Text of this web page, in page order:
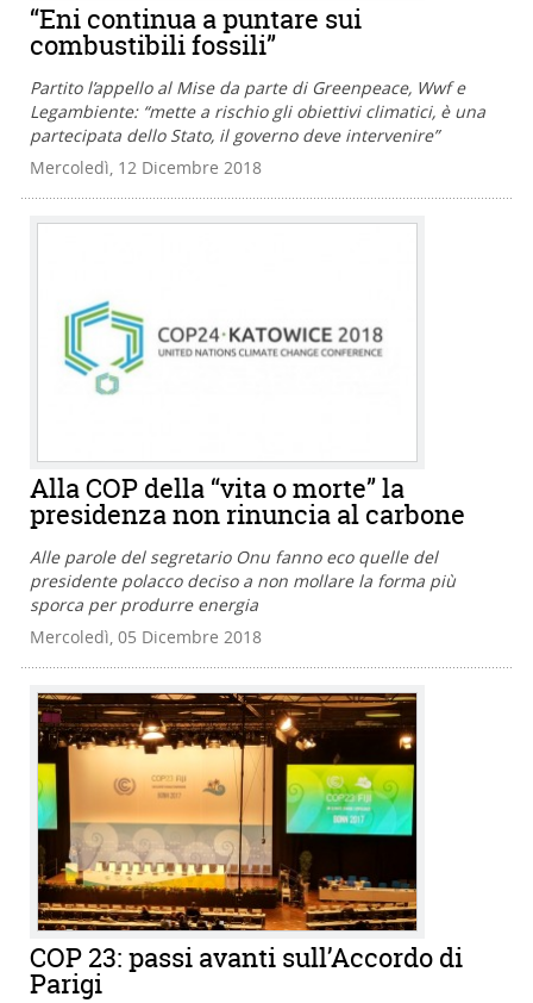
“Eni continua a puntare sui
combustibili fossili”
Partito l’appello al Mise da parte di Greenpeace, Wwf e
Legambiente: “mette a rischio gli obiettivi climatici, è una
partecipata dello Stato, il governo deve intervenire”
Mercoledì, 12 Dicembre 2018
Alla COP della “vita o morte” la
presidenza non rinuncia al carbone
Alle parole del segretario Onu fanno eco quelle del
presidente polacco deciso a non mollare la forma più
sporca per produrre energia
Mercoledì, 05 Dicembre 2018
COP 23: passi avanti sull’Accordo di
Parigi